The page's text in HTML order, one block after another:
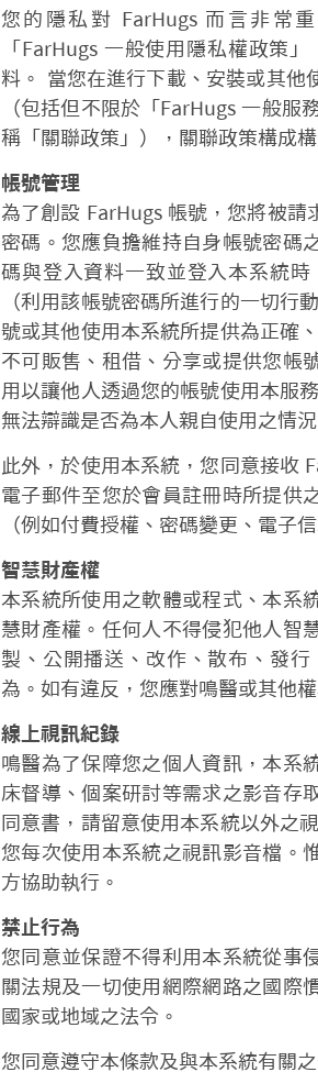
您的隱私對 FarHugs 而言非常
「FarHugs 一般使用隱私權政策
料。 當您在進行下載、安裝或其他
（包括但不限於「FarHugs 一般服
稱「關聯政策」），關聯政策構成
帳號管理
為了創設 FarHugs 帳號，您將被
密碼。您應負擔維持自身帳號密碼
碼與登入資料一致並登入本系統
（利用該帳號密碼所進行的一切行
號或其他使用本系統所提供為正確
不可販售、租借、分享或提供您帳
用以讓他人透過您的帳號使用本服
無法辯識是否為本人親自使用之情
此外，於使用本系統，您同意接收
電子郵件至您於會員註冊時所提供
（例如付費授權、密碼變更、電子
智慧財產權
本系統所使用之軟體或程式、本系
慧財產權。任何人不得侵犯他人智
製、公開播送、改作、散布、發
為。如有違反，您應對鳴醫或其他
線上視訊紀錄
鳴醫為了保障您之個人資訊，本系
床督導、個案研討等需求之影音存
同意書，請留意使用本系統以外之
您每次使用本系統之視訊影音檔。
方協助執行。
禁止行為
您同意並保證不得利用本系統從事
關法規及一切使用網際網路之國際
國家或地域之法令。
您同意遵守本條款及與本系統有關